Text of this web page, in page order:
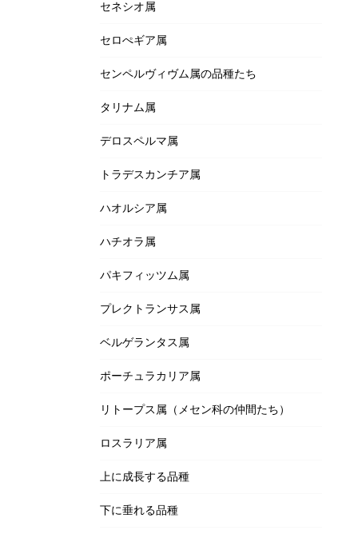
セネシオ属
セロぺギア属
センペルヴィヴム属の品種たち
タリナム属
デロスペルマ属
トラデスカンチア属
ハオルシア属
ハチオラ属
パキフィッツム属
プレクトランサス属
ベルゲランタス属
ポーチュラカリア属
リトープス属（メセン科の仲間たち）
ロスラリア属
上に成長する品種
下に垂れる品種